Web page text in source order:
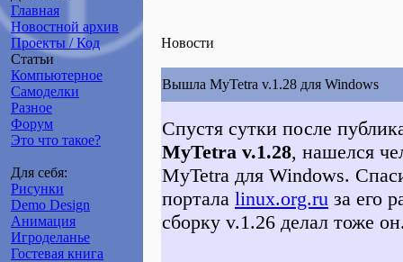
Главная
Новостной архив
Проекты / Код
Статьи
Компьютерное
Самоделки
Разное
Форум
Это что такое?
Для себя:
Рисунки
Demo Design
Анимация
Игроделанье
Гостевая книга
Новости
Вышла MyTetra v.1.28 для Windows
Спустя сутки после
MyTetra v.1.28, нашелся
MyTetra для Windows.
портала linux.org.ru за его
сборку v.1.26 делал тоже